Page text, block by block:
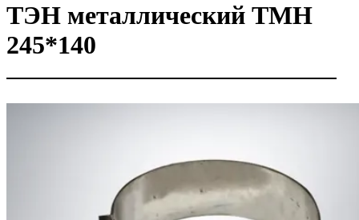
ТЭН металлический TMH
245*140